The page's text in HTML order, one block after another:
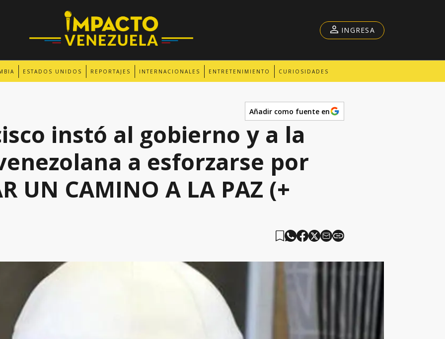
ESTADOS UNIDOS REPORTAJES INTERNACIONALES ENTRETENIMIENTO CURIOSIDADES
INGRESA
Añadir como fuente en
instó al gobierno y a la
a esforzarse por
UN CAMINO A LA PAZ (+